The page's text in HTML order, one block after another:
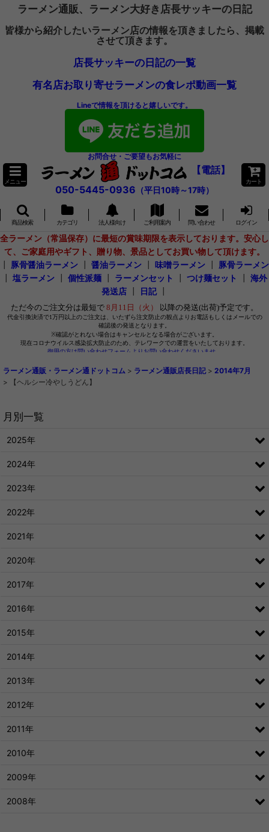
ラーメン通販、ラーメン大好き店長サッキーの日記
皆様から紹介したいラーメン店の情報を頂きましたら、掲載
させて頂きます。
店長サッキーの日記の一覧
有名店お取り寄せラーメンの食レポ動画一覧
Lineで情報を頂けると嬉しいです。
お問合せ・ご要望もお気軽に
メニュー
【電話】
050-5445-0936 （平日10時～17時）
カート
商品検索 カテゴリ 法人様向け ご利用案内 問い合わせ ログイン
全ラーメン（常温保存）に最短の賞味期限を表示しております。安心し
て、ご家庭用やギフト、贈り物、景品としてお買い物して頂けます。
豚骨醤油ラーメン 醤油ラーメン 味噌ラーメン
豚骨ラーメン
塩ラーメン 個性派麺 ラーメンセット つけ麺セット
海外
発送店
日記┃
ラーメン通販・ラーメン通ドットコム > ラーメン通販店長日記 > 2014年7月
>
【ヘルシー冷やしうどん】
月別一覧
2025年
2024年
2023年
2022年
2021年
2020年
2017年
2016年
2015年
2014年
2013年
2012年
2011年
2010年
2009年
2008年